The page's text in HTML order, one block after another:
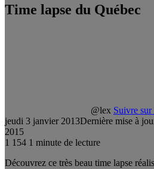
Time lapse du Québec
@lex Suivre
jeudi 3 janvier 2013Dernière mise à
2015
1 154 1 minute de lecture
Découvrez ce très beau time lapse